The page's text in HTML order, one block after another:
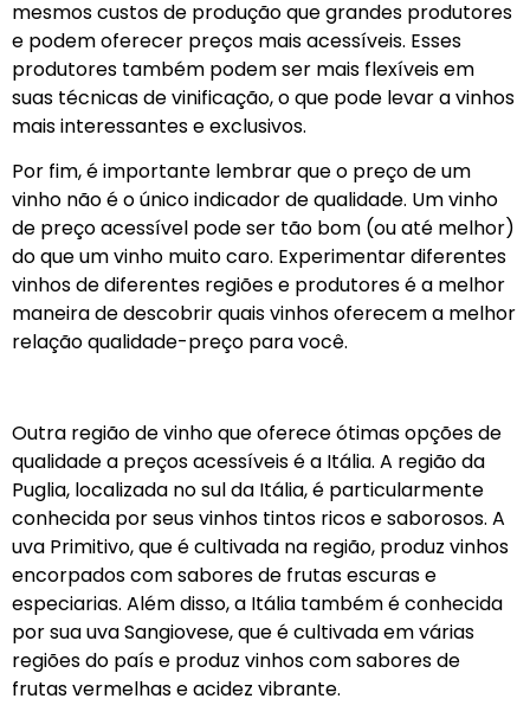
mesmos custos de produção que grandes produtores
e podem oferecer preços mais acessíveis. Esses
produtores também podem ser mais flexíveis em
suas técnicas de vinificação, o que pode levar a vinhos
mais interessantes e exclusivos.
Por fim, é importante lembrar que o preço de um
vinho não é o único indicador de qualidade. Um vinho
de preço acessível pode ser tão bom (ou até melhor)
do que um vinho muito caro. Experimentar diferentes
vinhos de diferentes regiões e produtores é a melhor
maneira de descobrir quais vinhos oferecem a melhor
relação qualidade-preço para você.
Outra região de vinho que oferece ótimas opções de
qualidade a preços acessíveis é a Itália. A região da
Puglia, localizada no sul da Itália, é particularmente
conhecida por seus vinhos tintos ricos e saborosos. A
uva Primitivo, que é cultivada na região, produz vinhos
encorpados com sabores de frutas escuras e
especiarias. Além disso, a Itália também é conhecida
por sua uva Sangiovese, que é cultivada em várias
regiões do país e produz vinhos com sabores de
frutas vermelhas e acidez vibrante.